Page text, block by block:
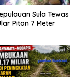
Sula Tewas
Piton 7 Meter